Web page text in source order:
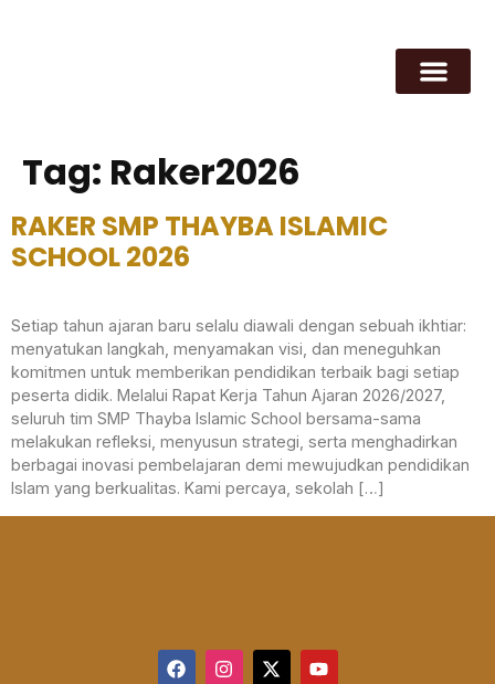
Tag: Raker2026
RAKER SMP THAYBA ISLAMIC
SCHOOL 2026
Setiap tahun ajaran baru selalu diawali dengan sebuah ikhtiar:
menyatukan langkah, menyamakan visi, dan meneguhkan
komitmen untuk memberikan pendidikan terbaik bagi setiap
peserta didik. Melalui Rapat Kerja Tahun Ajaran 2026/2027,
seluruh tim SMP Thayba Islamic School bersama-sama
melakukan refleksi, menyusun strategi, serta menghadirkan
berbagai inovasi pembelajaran demi mewujudkan pendidikan
Islam yang berkualitas. Kami percaya, sekolah […]